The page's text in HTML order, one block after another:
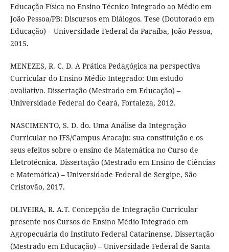
Educação Física no Ensino Técnico Integrado ao Médio em
João Pessoa/PB: Discursos em Diálogos. Tese (Doutorado em
Educação) – Universidade Federal da Paraíba, João Pessoa,
2015.
MENEZES, R. C. D. A Prática Pedagógica na perspectiva
Curricular do Ensino Médio Integrado: Um estudo
avaliativo. Dissertação (Mestrado em Educação) –
Universidade Federal do Ceará, Fortaleza, 2012.
NASCIMENTO, S. D. do. Uma Análise da Integração
Curricular no IFS/Campus Aracaju: sua constituição e os
seus efeitos sobre o ensino de Matemática no Curso de
Eletrotécnica. Dissertação (Mestrado em Ensino de Ciências
e Matemática) – Universidade Federal de Sergipe, São
Cristovão, 2017.
OLIVEIRA, R. A.T. Concepção de Integração Curricular
presente nos Cursos de Ensino Médio Integrado em
Agropecuária do Instituto Federal Catarinense. Dissertação
(Mestrado em Educação) – Universidade Federal de Santa